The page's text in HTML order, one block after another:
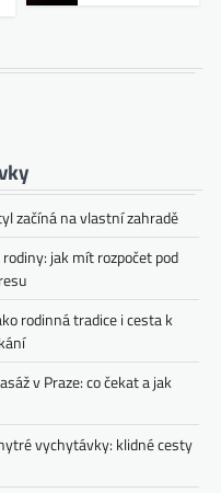
začíná na vlastní zahradě
jak mít rozpočet pod
rodinná tradice i cesta k
v Praze: co čekat a jak
vychytávky: klidné cesty